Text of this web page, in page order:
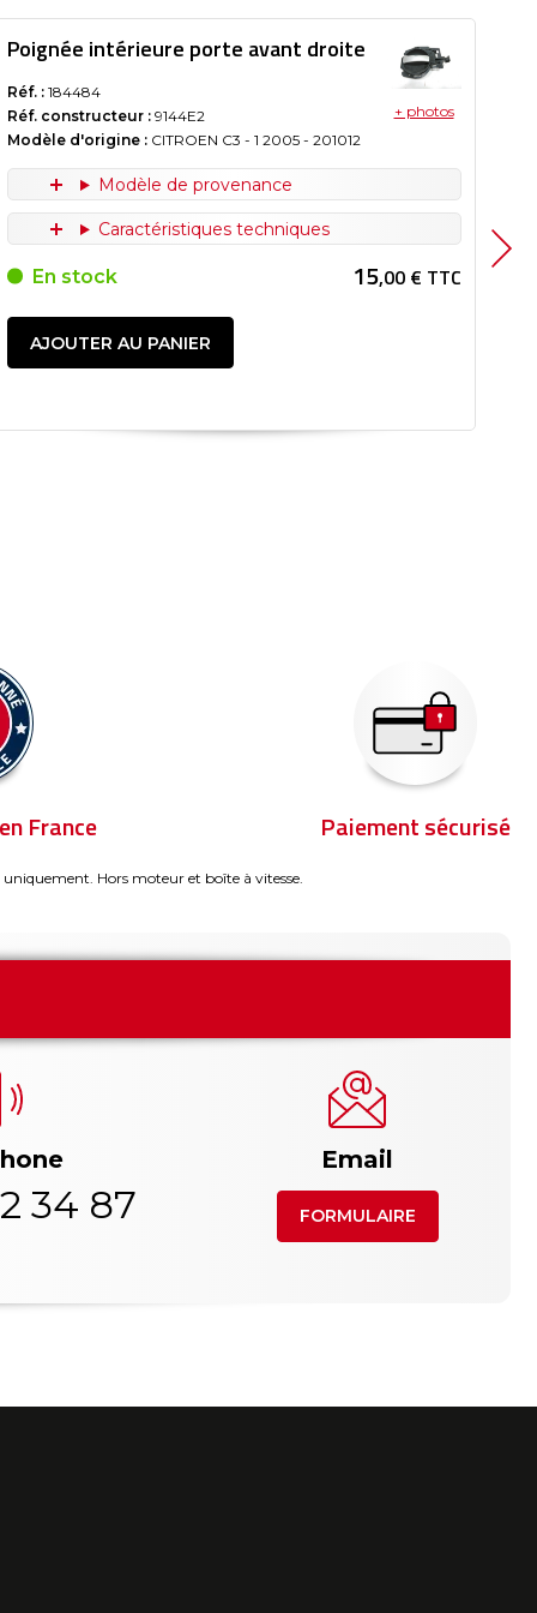
Poignée intérieure porte avant droite
Réf. : 184484
Réf. constructeur : 9144E2
Modèle d'origine : CITROEN C3 - 1 2005 - 201012
+ photos
Modèle de provenance
Caractéristiques techniques
En stock 15,00 € TTC
AJOUTER AU PANIER
France Paiement sécurisé
Hors moteur et boîte à vitesse.
34 87
Email
FORMULAIRE